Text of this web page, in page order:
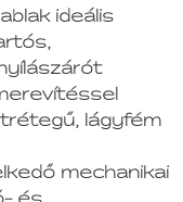
ideális
lágyfém
mechanikai
és